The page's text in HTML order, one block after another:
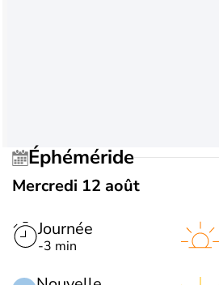
Éphéméride
Mercredi 12 août
Journée
-3 min